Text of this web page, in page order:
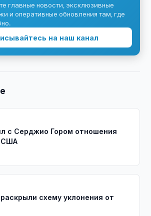
главные новости, эксклюзивные
и оперативные обновления там, где
на наш канал
с Серджио Гором отношения
США
схему уклонения от